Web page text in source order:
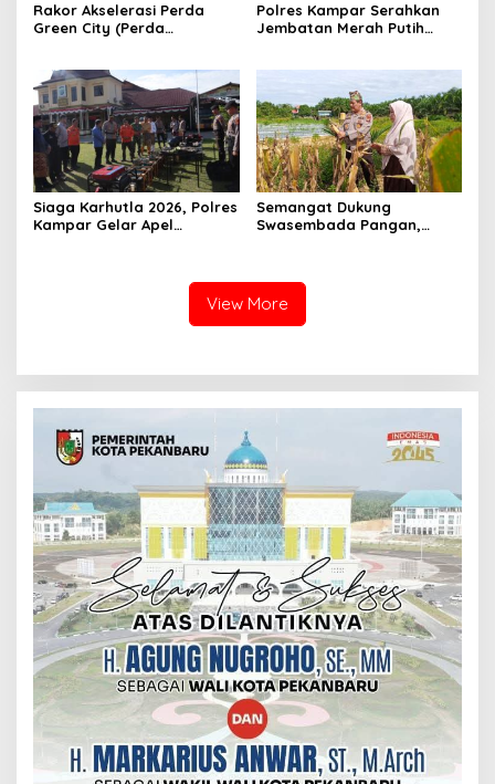
Rakor Akselerasi Perda
Green City (Perda
Lingkungan Hidup Kota
Pekanbaru dan Tim Pakar
Polres Kampar Serahkan
Jembatan Merah Putih
Siaga Karhutla 2026, Polres
Kampar Gelar Apel
Semangat Dukung
Swasembada Pangan,
View More